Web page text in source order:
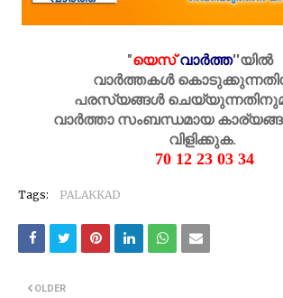
"യെസ് വാർത്ത''യിൽ
വാർത്തകൾ
പരസ്യങ്ങൾ
വാർത്താ സംബന്ധമായ
വിളിക്കുക.
70 12 23 03 34
Tags: PALAKKAD
OLDER